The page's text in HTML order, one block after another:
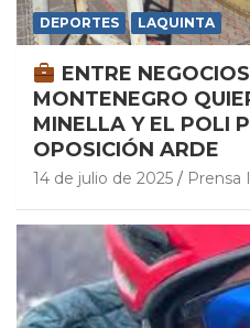
DEPORTES LAQUINTA
ENTRE
MONTENEGRO
MINELLA Y EL POLI
OPOSICIÓN ARDE
14 de julio de 2025 Prensa